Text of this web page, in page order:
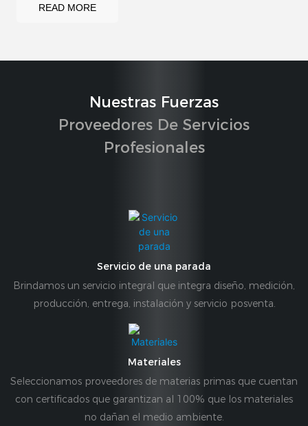
READ MORE
Nuestras Fuerzas
Proveedores De Servicios
Profesionales
Servicio de una parada
Brindamos un servicio integral que integra diseño, medición,
producción, entrega, instalación y servicio posventa.
Materiales
Seleccionamos proveedores de materias primas que cuentan
con certificados que garantizan al 100% que los materiales
no dañan el medio ambiente.